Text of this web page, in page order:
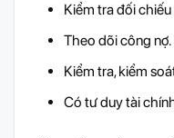
Kiểm tra đối
Theo dõi công nợ.
Kiểm tra, kiểm
Có tư duy tài